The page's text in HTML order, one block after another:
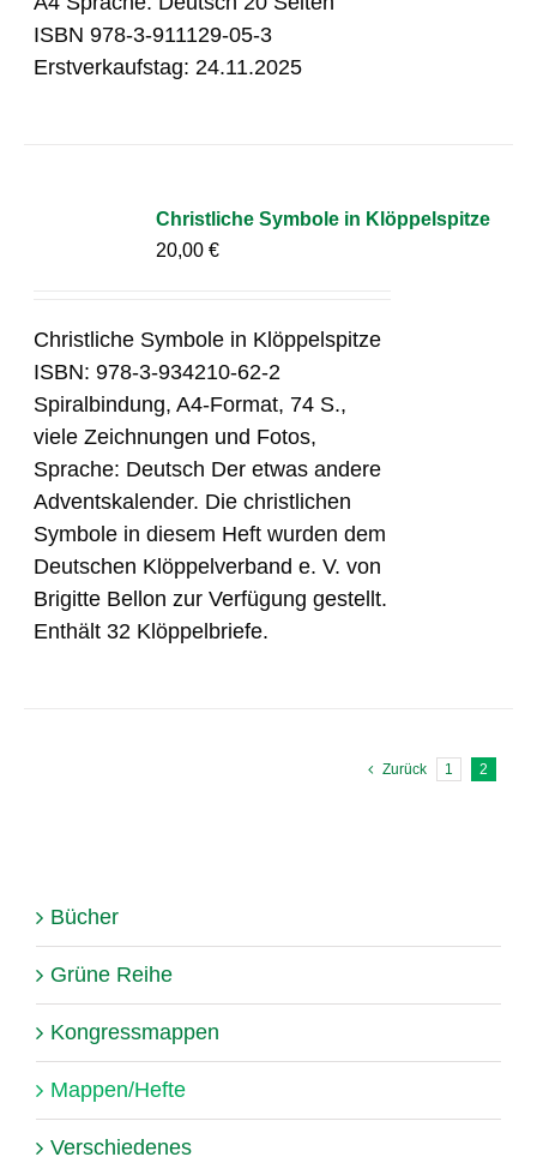
ISBN 978-3-911129-05-3
Erstverkaufstag: 24.11.2025
Christliche Symbole in Klöppelspitze
20,00€
Christliche Symbole in Klöppelspitze
ISBN: 978-3-934210-62-2
Spiralbindung, A4-Format, 74 S.,
viele Zeichnungen und Fotos,
Sprache: Deutsch Der etwas andere
Adventskalender. Die christlichen
Symbole in diesem Heft wurden dem
Deutschen Klöppelverband e. V. von
Brigitte Bellon zur Verfügung gestellt.
Enthält 32 Klöppelbriefe.
Zurück 1 2
Bücher
Grüne Reihe
Kongressmappen
Mappen/Hefte
Verschiedenes